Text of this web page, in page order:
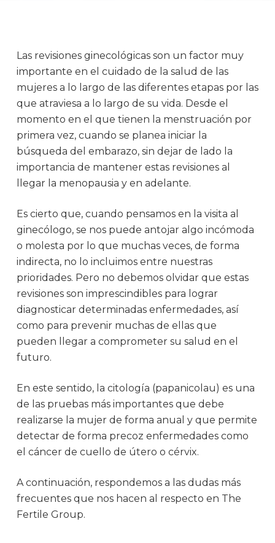
Las revisiones ginecológicas son un factor muy
importante en el cuidado de la salud de las
mujeres a lo largo de las diferentes etapas por las
que atraviesa a lo largo de su vida. Desde el
momento en el que tienen la menstruación por
primera vez, cuando se planea iniciar la
búsqueda del embarazo, sin dejar de lado la
importancia de mantener estas revisiones al
llegar la menopausia y en adelante.
Es cierto que, cuando pensamos en la visita al
ginecólogo, se nos puede antojar algo incómoda
o molesta por lo que muchas veces, de forma
indirecta, no lo incluimos entre nuestras
prioridades. Pero no debemos olvidar que estas
revisiones son imprescindibles para lograr
diagnosticar determinadas enfermedades, así
como para prevenir muchas de ellas que
pueden llegar a comprometer su salud en el
futuro.
En este sentido, la citología (papanicolau) es una
de las pruebas más importantes que debe
realizarse la mujer de forma anual y que permite
detectar de forma precoz enfermedades como
el cáncer de cuello de útero o cérvix.
A continuación, respondemos a las dudas más
frecuentes que nos hacen al respecto en The
Fertile Group.